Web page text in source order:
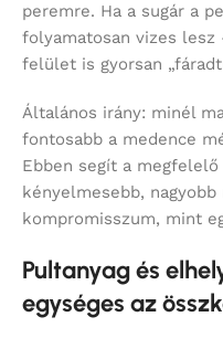
peremre. Ha a sugár a
folyamatosan vizes lesz
felület is gyorsan
Általános irány: minél
fontosabb a medence
Ebben segít a
kényelmesebb,
kompromisszum, mint
Pultanyag és
egységes az